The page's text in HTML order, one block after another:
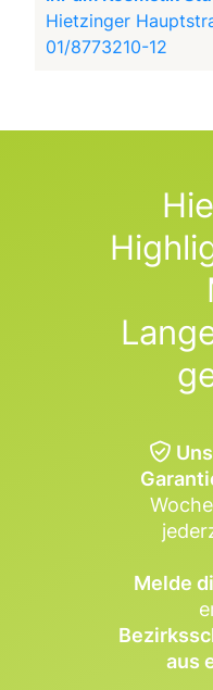
Hietzinger
01/8773210-12
Melde
aus